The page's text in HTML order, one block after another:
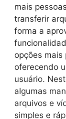
mais
transferir
forma a
opções mais
oferecendo
usuário.
algumas
arquivos e
simples e